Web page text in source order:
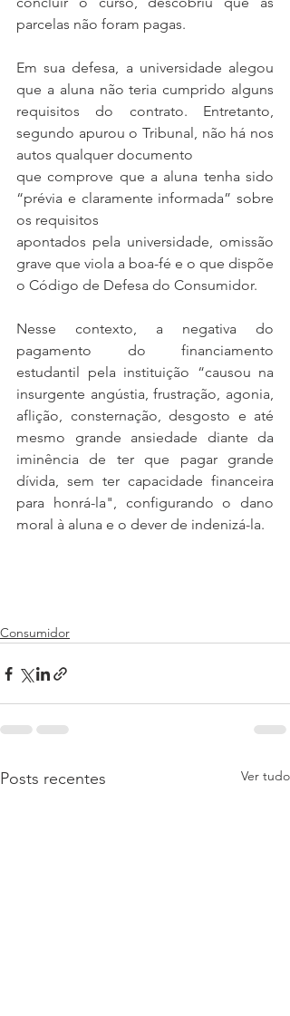
parcelas não foram pagas.
Em sua defesa, a universidade alegou
que a aluna não teria cumprido alguns
requisitos do contrato. Entretanto,
segundo apurou o Tribunal, não há nos
autos qualquer documento
que comprove que a aluna tenha sido
“prévia e claramente informada” sobre
os requisitos
apontados pela universidade, omissão
grave que viola a boa-fé e o que dispõe
o Código de Defesa do Consumidor.
Nesse contexto, a negativa do
pagamento do financiamento
estudantil pela instituição “causou na
insurgente angústia, frustração, agonia,
aflição, consternação, desgosto e até
mesmo grande ansiedade diante da
iminência de ter que pagar grande
dívida, sem ter capacidade financeira
para honrá-la", configurando o dano
moral à aluna e o dever de indenizá-la.
Consumidor
Posts recentes Ver tudo